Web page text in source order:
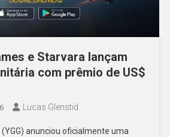
e Starvara lançam
com prêmio de US$
Lucas Glenstid
(YGG) anunciou oficialmente uma